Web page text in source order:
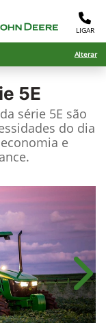
LIGAR
Alterar
5E
série 5E são
do dia
e